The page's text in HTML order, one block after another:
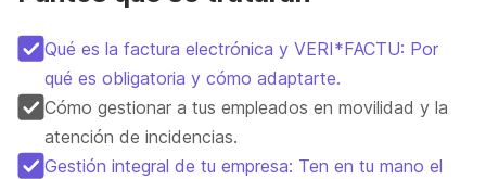
Qué es la factura electrónica y VERI*FACTU: Por
qué es obligatoria y cómo adaptarte.
Cómo gestionar a tus empleados en movilidad y la
atención de incidencias.
Gestión integral de tu empresa: Ten en tu mano el